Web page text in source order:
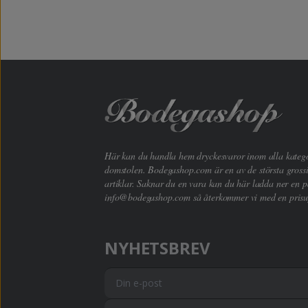
Här kan du handla hem dryckesvaror inom alla
domstolen. Bodegashop.com är en av de största
artiklar. Saknar du en vara kan du här ladda ner en
info@bodegashop.comså återkommer vi med en
NYHETSBREV